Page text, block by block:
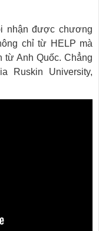
nhận được chương
chỉ từ HELP mà
Anh Quốc. Chẳng
Ruskin University,